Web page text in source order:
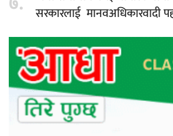
७.
सरकारलाई मानवअधिकारवादी